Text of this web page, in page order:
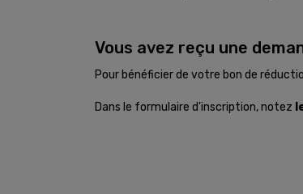
Vous avez reçu une
Pour bénéficier de votre bon de
Dans le formulaire d'inscription, notez